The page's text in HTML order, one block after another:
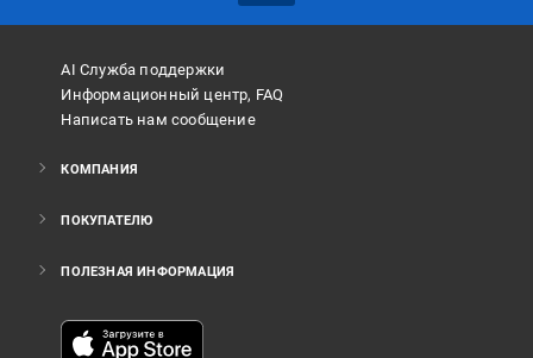
AI Служба поддержки
Информационный центр, FAQ
Написать нам сообщение
КОМПАНИЯ
ПОКУПАТЕЛЮ
ПОЛЕЗНАЯ ИНФОРМАЦИЯ